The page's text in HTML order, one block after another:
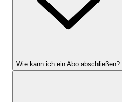
Wie kann ich ein Abo abschließen?